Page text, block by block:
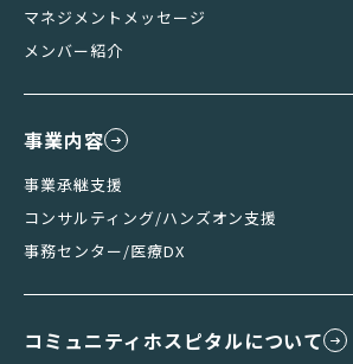
マネジメントメッセージ
メンバー紹介
事業内容
事業承継支援
コンサルティング/ハンズオン支援
事務センター/医療DX
コミュニティホスピタルについて